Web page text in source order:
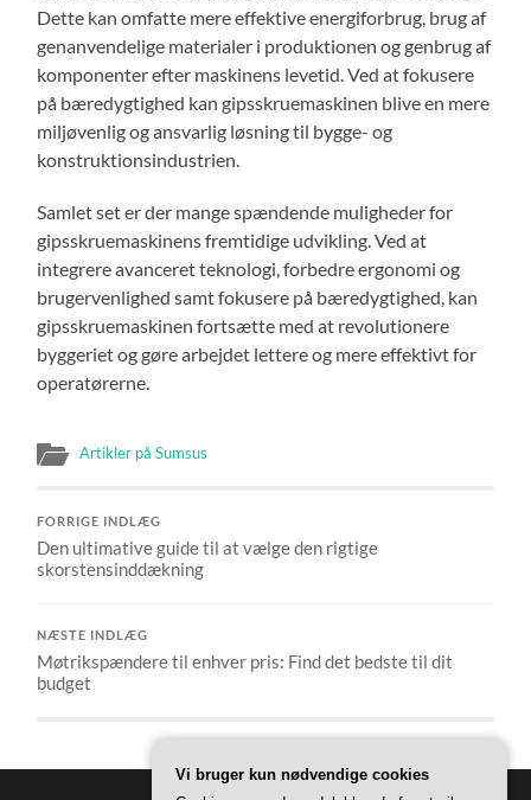
Dette kan omfatte mere effektive energiforbrug, brug af
genanvendelige materialer i produktionen og genbrug af
komponenter efter maskinens levetid. Ved at fokusere
på bæredygtighed kan gipsskruemaskinen blive en mere
miljøvenlig og ansvarlig løsning til bygge- og
konstruktionsindustrien.
Samlet set er der mange spændende muligheder for
gipsskruemaskinens fremtidige udvikling. Ved at
integrere avanceret teknologi, forbedre ergonomi og
brugervenlighed samt fokusere på bæredygtighed, kan
gipsskruemaskinen fortsætte med at revolutionere
byggeriet og gøre arbejdet lettere og mere effektivt for
operatørerne.
Artikler på Sumsus
FORRIGE INDLÆG
Den ultimative guide til at vælge den rigtige
skorstensinddækning
NÆSTE INDLÆG
Møtrikspændere til enhver pris: Find det bedste til dit
budget
Vi bruger kun nødvendige cookies